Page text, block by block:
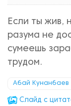
Если ты жив,
разума не
сумеешь
трудом.
Абай Кунанбаев
Cлайд с